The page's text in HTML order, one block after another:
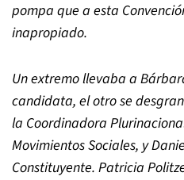
pompa que a esta
inapropiado.
Un extremo llevaba a
candidata, el otro se
la Coordinadora
Movimientos Sociales, y
Constituyente. Patricia